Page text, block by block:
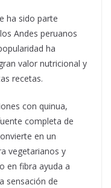
ha sido parte
Andes peruanos
ha
valor nutricional y
recetas.
con quinua,
completa de
en un
vegetarianos y
en fibra ayuda a
sensación de